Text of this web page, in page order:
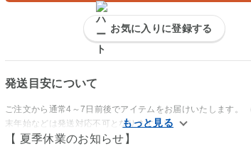
お気に入りに登録する
発送目安について
ご注文から通常4～7日前後でアイテムをお届けいたします。
末年始などは発送対応不可となります。）
【 夏季休業のお知らせ】